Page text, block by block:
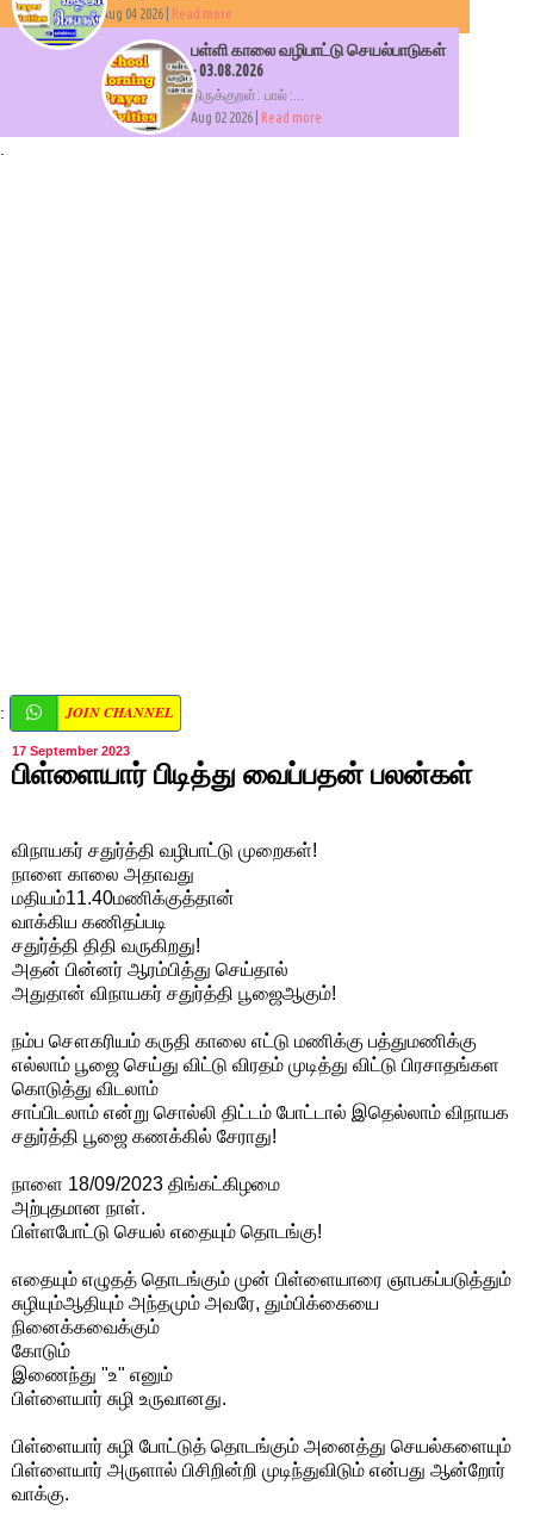
Aug 04 2026 | Read more
பள்ளி காலை வழிபாட்டு செயல்பாடுகள்
- 03.08.2026
திருக்குறள்: பால் :...
Aug 02 2026 | Read more
: JOIN CHANNEL
17 September 2023
பிள்ளையார் பிடித்து வைப்பதன் பலன்கள்
விநாயகர் சதுர்த்தி வழிபாட்டு முறைகள்!
நாளை காலை அதாவது
மதியம்11.40மணிக்குத்தான்
வாக்கிய கணிதப்படி
சதுர்த்தி திதி வருகிறது!
அதன் பின்னர் ஆரம்பித்து செய்தால்
அதுதான் விநாயகர் சதுர்த்தி பூஜைஆகும்!
நம்ப சௌகரியம் கருதி காலை எட்டு மணிக்கு பத்துமணிக்கு
எல்லாம் பூஜை செய்து விட்டு விரதம் முடித்து விட்டு பிரசாதங்கள
கொடுத்து விடலாம்
சாப்பிடலாம் என்று சொல்லி திட்டம் போட்டால் இதெல்லாம் விநாயக
சதுர்த்தி பூஜை கணக்கில் சேராது!
நாளை 18/09/2023 திங்கட்கிழமை
அற்புதமான நாள்.
பிள்ளபோட்டு செயல் எதையும் தொடங்கு!
எதையும் எழுதத் தொடங்கும் முன் பிள்ளையாரை ஞாபகப்படுத்தும்
சுழியும்ஆதியும் அந்தமும் அவரே, தும்பிக்கையை
நினைக்கவைக்கும்
கோடும்
இணைந்து "உ" எனும்
பிள்ளையார் சுழி உருவானது.
பிள்ளையார் சுழி போட்டுத் தொடங்கும் அனைத்து செயல்களையும்
பிள்ளையார் அருளால் பிசிறின்றி முடிந்துவிடும் என்பது ஆன்றோர்
வாக்கு.